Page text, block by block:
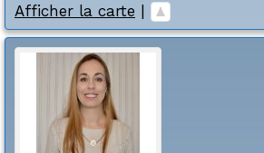
Afficher la carte |